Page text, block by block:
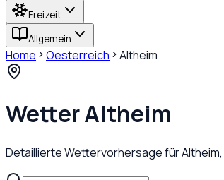
Freizeit
Allgemein
Home Oesterreich Altheim
WetterAltheim
Detaillierte Wettervorhersage fürAltheim,